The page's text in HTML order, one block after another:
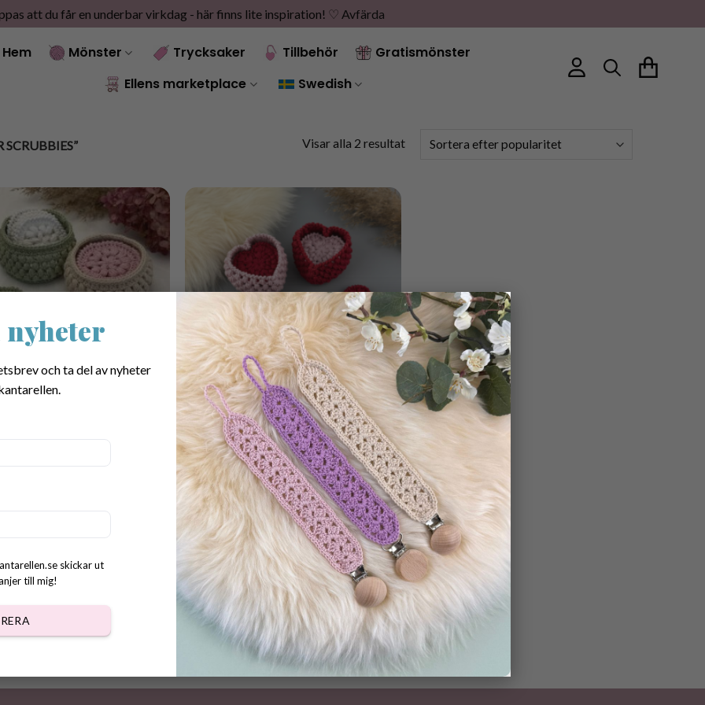
nyheter
och ta del av nyheter
skickar ut
till mig!
×
att du får en underbar virkdag - här finns lite inspiration! ♡ Avfärda
Hem Mönster Trycksaker Tillbehör
Gratismönster
Ellens marketplace
Swedish
Visar alla 2 resultatSortera
Mönster virkade Hjärt Rundlar med
Korg
40.00kr